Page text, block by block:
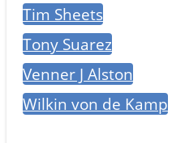
Tim Sheets
Tony Suarez
Venner J Alston
Wilkin von de Kamp